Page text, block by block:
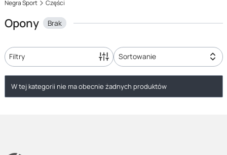
Negra Sport Części
Opony Brak
Filtry Sortowanie
Lista produktów
W tej kategorii nie ma obecnie żadnych produktów